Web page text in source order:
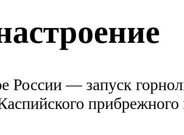
России — запуск
прибрежного